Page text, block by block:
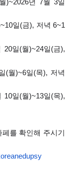
월)~2026년 7월 3일
일(금), 저녁 6~1
20일(월)~24일(금),
(월)~6일(목), 저녁
10일(월)~13일(목),
를 확인해 주시기